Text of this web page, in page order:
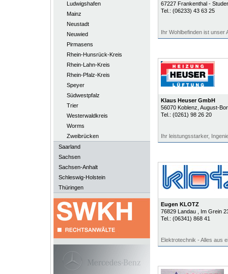
Ludwigshafen
Mainz
Neustadt
Neuwied
Pirmasens
Rhein-Hunsrück-Kreis
Rhein-Lahn-Kreis
Rhein-Pfalz-Kreis
Speyer
Südwestpfalz
Trier
Westerwaldkreis
Worms
Zweibrücken
Saarland
Sachsen
Sachsen-Anhalt
Schleswig-Holstein
Thüringen
67227 Frankenthal -
Tel.: (06233) 43 63 25
Ihr Wohlbefinden ist unser
Klaus Heuser GmbH
56070 Koblenz , August-
Tel.: (0261) 98 26 20
Ihr leistungsstarker,
Eugen KLOTZ
76829 Landau
, Im Grein
Tel.: (06341) 868 41
Elektrotechnik - Alles aus